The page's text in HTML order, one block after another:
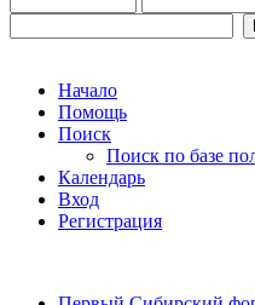
Начало
Помощь
Поиск
Поиск по базе
Календарь
Вход
Регистрация